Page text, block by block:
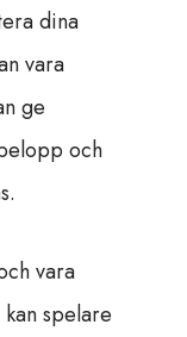
dina
vara
ge
och
vara
spelare